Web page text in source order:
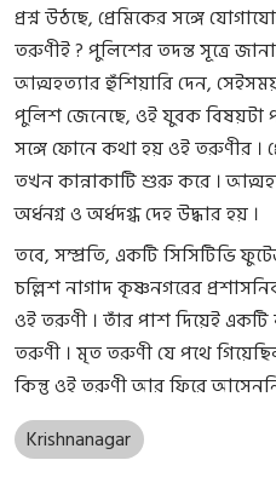
প্রশ্ন উঠছে, প্রেমিকের সঙ্গে
তরুণীই ? পুলিশের তদন্ত সূত্রে
আত্মহত্যার হুঁশিয়ারি দেন,
পুলিশ জেনেছে, ওই যুবক বিষয়টা
সঙ্গে ফোনে কথা হয় ওই তরুণীর ।
তখন কান্নাকাটি শুরু করে ।
অর্ধনগ্ন ও অর্ধদগ্ধ দেহ উদ্ধার হয় ।
তবে, সম্প্রতি, একটি সিসিটিভি
চল্লিশ নাগাদ কৃষ্ণনগরের
ওই তরুণী । তাঁর পাশ দিয়েই
তরুণী । মৃত তরুণী যে পথে
কিন্তু ওই তরুণী আর ফিরে
Krishnanagar